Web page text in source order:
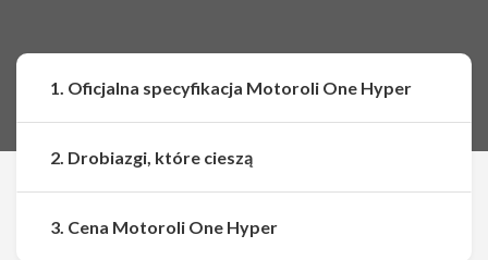
Udostępnij
1. Oficjalna specyfikacja Motoroli One Hyper
2. Drobiazgi, które cieszą
3. Cena Motoroli One Hyper